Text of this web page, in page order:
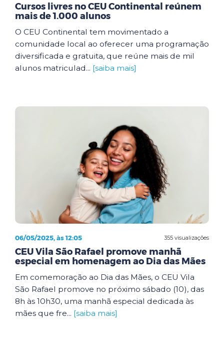
Cursos livres no CEU Continental reúnem
mais de 1.000 alunos
O CEU Continental tem movimentado a
comunidade local ao oferecer uma programação
diversificada e gratuita, que reúne mais de mil
alunos matriculad... [saiba mais]
355 visualizações
06/05/2025, às 12:05
CEU Vila São Rafael promove manhã
especial em homenagem ao Dia das Mães
Em comemoração ao Dia das Mães, o CEU Vila
São Rafael promove no próximo sábado (10), das
8h às 10h30, uma manhã especial dedicada às
mães que fre... [saiba mais]